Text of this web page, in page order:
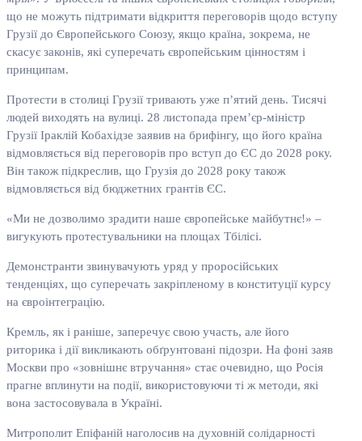
що не можуть підтримати відкриття переговорів щодо вступу
Грузії до Європейського Союзу, якщо країна, зокрема, не
скасує законів, які суперечать європейським цінностям і
принципам.
Протести в столиці Грузії тривають уже п’ятий день. Тисячі
людей виходять на вулиці. 28 листопада прем’єр-міністр
Грузії Іраклій Кобахідзе заявив на брифінгу, що його країна
відмовляється від переговорів про вступ до ЄС до 2028 року.
Він також підкреслив, що Грузія до 2028 року також
відмовляється від бюджетних грантів ЄС.
«Ми не дозволимо зрадити наше європейське майбутнє!» –
вигукують протестувальники на площах Тбілісі.
Демонстранти звинувачують уряд у проросійських
тенденціях, що суперечать закріпленому в конституції курсу
на євроінтеграцію.
Кремль, як і раніше, заперечує свою участь, але його
риторика і дії викликають обґрунтовані підозри. На фоні заяв
Москви про «зовнішнє втручання» стає очевидно, що Росія
прагне вплинути на події, використовуючи ті ж методи, які
вона застосовувала в Україні.
Митрополит Епіфаній наголосив на духовній солідарності